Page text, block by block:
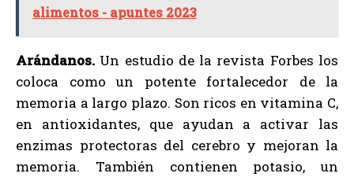
alimentos - apuntes 2023
Arándanos. Un estudio de la revista Forbes los
coloca como un potente fortalecedor de la
memoria a largo plazo. Son ricos en vitamina C,
en antioxidantes, que ayudan a activar las
enzimas protectoras del cerebro y mejoran la
memoria. También contienen potasio, un